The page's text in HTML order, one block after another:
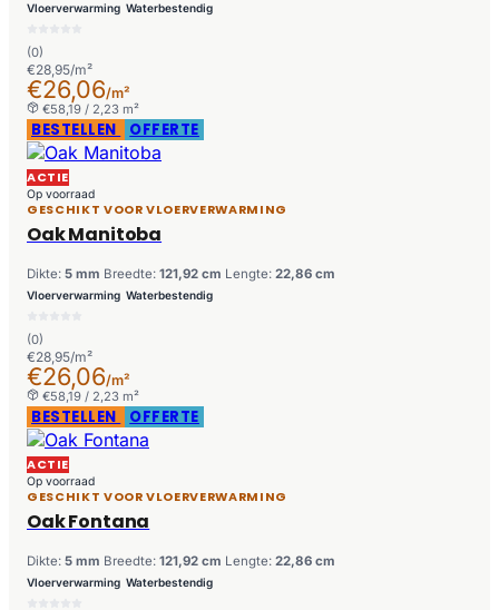
Vloerverwarming Waterbestendig
(0)
€28,95/m²
€26,06/m²
€58,19 / 2,23 m²
BESTELLEN OFFERTE
ACTIE
Op voorraad
GESCHIKT VOOR VLOERVERWARMING
Oak Manitoba
Dikte: 5 mm Breedte: 121,92 cm Lengte: 22,86 cm
Vloerverwarming Waterbestendig
(0)
€28,95/m²
€26,06/m²
€58,19 / 2,23 m²
BESTELLEN OFFERTE
ACTIE
Op voorraad
GESCHIKT VOOR VLOERVERWARMING
Oak Fontana
Dikte: 5 mm Breedte: 121,92 cm Lengte: 22,86 cm
Vloerverwarming Waterbestendig